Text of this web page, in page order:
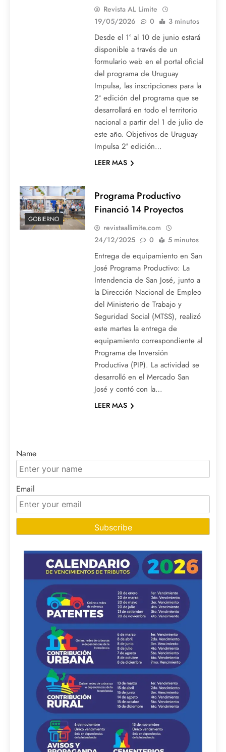
Revista AL Limite
19/05/2026
0 3 minutos
Desde el 1º al 10 de junio estará
disponible a través de un
formulario web en el portal oficial
del programa de Uruguay
Impulsa, las inscripciones para la
2ª edición del programa que se
desarrollará en todo el territorio
nacional a partir del 1 de julio de
este año. Objetivos de Uruguay
Impulsa 2ª edición…
LEER MAS
GOBIERNO
Programa Productivo
Financió 14 Proyectos
revistaallimite.com
24/12/2025
0 5 minutos
Entrega de equipamiento en San
José Programa Productivo: La
Intendencia de San José, junto a
la Dirección Nacional de Empleo
del Ministerio de Trabajo y
Seguridad Social (MTSS), realizó
este martes la entrega de
equipamiento correspondiente al
Programa de Inversión
Productiva (PIP). La actividad se
desarrolló en el Mercado San
José y contó con la…
LEER MAS
Name
Email